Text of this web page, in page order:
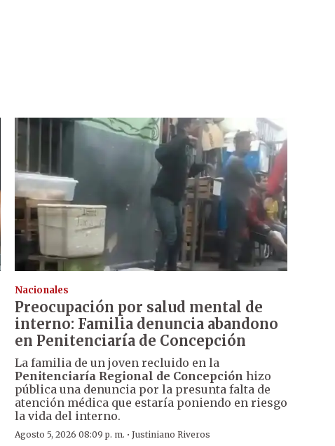
Nacionales
Preocupación por salud mental de
interno: Familia denuncia abandono
en Penitenciaría de Concepción
La familia de un joven recluido en la
Penitenciaría Regional de Concepción hizo
pública una denuncia por la presunta falta de
atención médica que estaría poniendo en riesgo
la vida del interno.
Agosto 5, 2026 08:09 p. m. · Justiniano Riveros